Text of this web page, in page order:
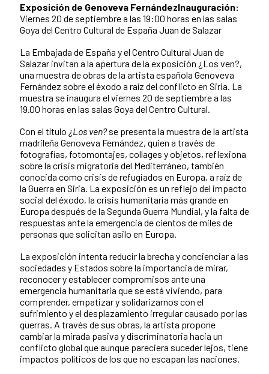
Exposición de Genoveva FernándezInauguración:
Viernes 20 de septiembre a las 19:00 horas en las salas
Goya del Centro Cultural de España Juan de Salazar
La Embajada de España y el Centro Cultural Juan de
Salazar invitan a la apertura de la exposición ¿Los ven?,
una muestra de obras de la artista española Genoveva
Fernández sobre el éxodo a raíz del conflicto en Siria. La
muestra se inaugura el viernes 20 de septiembre a las
19.00 horas en las salas Goya del Centro Cultural.
Con el título ¿Los ven?se presenta la muestra de la artista
madrileña Genoveva Fernández, quien a través de
fotografías, fotomontajes, collages y objetos, reflexiona
sobre la crisis migratoria del Mediterráneo, también
conocida como crisis de refugiados en Europa, a raíz de
la Guerra en Siria. La exposición es un reflejo del impacto
social del éxodo, la crisis humanitaria más grande en
Europa después de la Segunda Guerra Mundial, y la falta de
respuestas ante la emergencia de cientos de miles de
personas que solicitan asilo en Europa.
La exposición intenta reducir la brecha y concienciar a las
sociedades y Estados sobre la importancia de mirar,
reconocer y establecer compromisos ante una
emergencia humanitaria que se está viviendo, para
comprender, empatizar y solidarizarnos con el
sufrimiento y el desplazamiento irregular causado por las
guerras. A través de sus obras, la artista propone
cambiar la mirada pasiva y discriminatoria hacia un
conflicto global que aunque pareciera suceder lejos, tiene
impactos políticos de los que no escapan las naciones.